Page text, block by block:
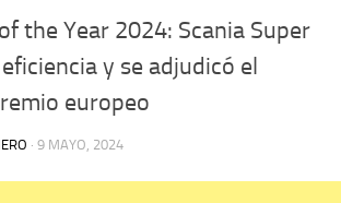
the Year 2024: Scania Super
y se adjudicó el
europeo
· 9 MAYO, 2024